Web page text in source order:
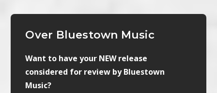
Over Bluestown Music
Want to have your NEW release
considered for review by Bluestown
Music?